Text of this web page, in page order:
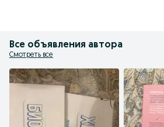
Все объявления автора
Смотреть все